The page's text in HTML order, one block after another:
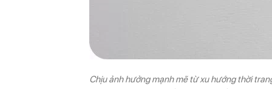
Chịu ảnh hưởng mạnh mẽ từ xu hướng thời